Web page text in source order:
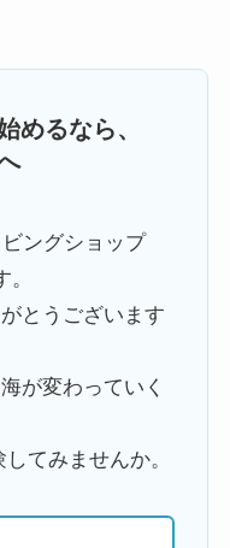
めるなら、
ングショップ
とうございます
が変わっていく
てみませんか。